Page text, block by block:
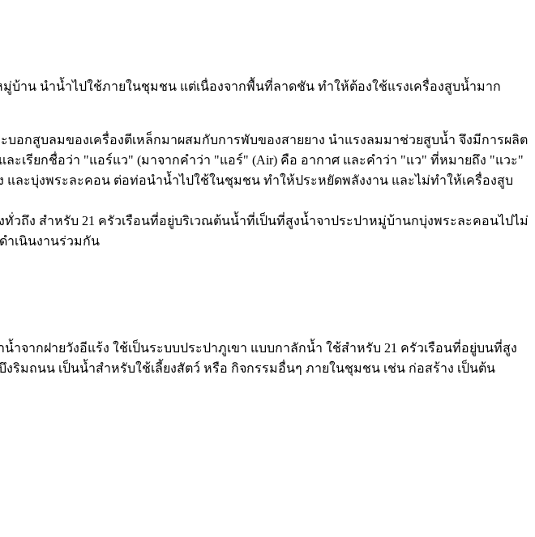
าน นำน้ำไปใช้ภายในชุมชน แต่เนื่องจากพื้นที่ลาดชัน ทำให้ต้องใช้แรงเครื่องสูบน้ำมาก
กสูบลมของเครื่องตีเหล็กมาผสมกับการพับของสายยาง นำแรงลมมาช่วยสูบน้ำ จึงมีการผลิต
เรียกชื่อว่า "แอร์แว" (มาจากคำว่า "แอร์" (Air) คือ อากาศ และคำว่า "แว" ที่หมายถึง "แวะ"
ละบุ่งพระละคอน ต่อท่อนำน้ำไปใช้ในชุมชน ทำให้ประหยัดพลังงาน และไม่ทำให้เครื่องสูบ
วถึง สำหรับ 21 ครัวเรือนที่อยู่บริเวณต้นน้ำที่เป็นที่สูงน้ำจาประปาหมู่บ้านกบุ่งพระละคอนไปไม่
ำเนินงานร่วมกัน
ากฝายวังอีแร้ง ใช้เป็นระบบประปาภูเขา แบบกาลักน้ำ ใช้สำหรับ 21 ครัวเรือนที่อยู่บนที่สูง
มถนน เป็นน้ำสำหรับใช้เลี้ยงสัตว์ หรือ กิจกรรมอื่นๆ ภายในชุมชน เช่น ก่อสร้าง เป็นต้น